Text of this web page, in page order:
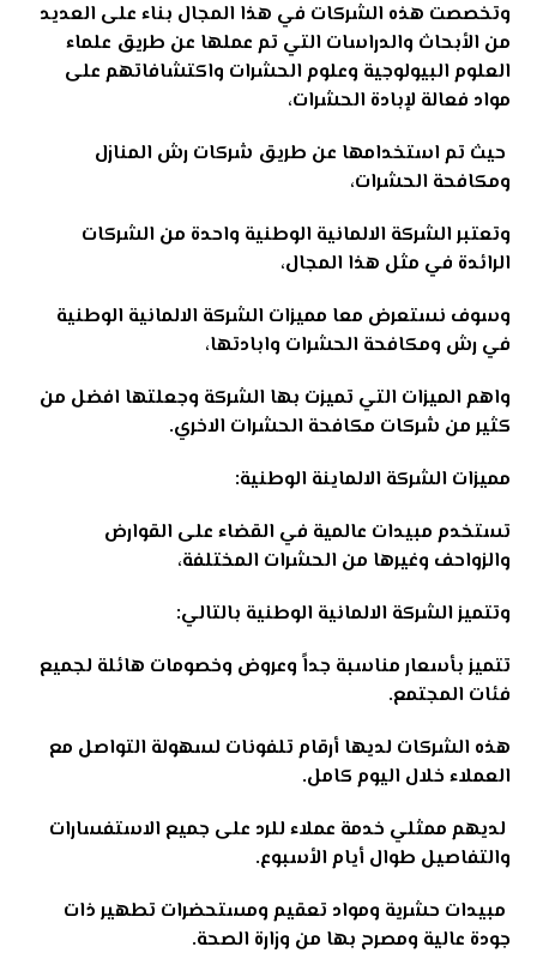
وتخصصت هذه الشركات في هذا المجال بناء على العديد
من الأبحاث والدراسات التي تم عملها عن طريق علماء
العلوم البيولوجية وعلوم الحشرات واكتشافاتهم على
مواد فعالة لإبادة الحشرات،
حيث تم استخدامها عن طريق شركات رش المنازل
ومكافحة الحشرات،
وتعتبر الشركة الالمانية الوطنية واحدة من الشركات
الرائدة في مثل هذا المجال،
وسوف نستعرض معا مميزات الشركة الالمانية الوطنية
في رش ومكافحة الحشرات وابادتها،
واهم الميزات التي تميزت بها الشركة وجعلتها افضل من
كثير من شركات مكافحة الحشرات الاخري.
مميزات الشركة الالماينة الوطنية:
تستخدم مبيدات عالمية في القضاء على القوارض
والزواحف وغيرها من الحشرات المختلفة،
وتتميز الشركة الالمانية الوطنية بالتالي:
تتميز بأسعار مناسبة جداً وعروض وخصومات هائلة لجميع
فئات المجتمع.
هذه الشركات لديها أرقام تلفونات لسهولة التواصل مع
العملاء خلال اليوم كامل.
لديهم ممثلي خدمة عملاء للرد على جميع الاستفسارات
والتفاصيل طوال أيام الأسبوع.
مبيدات حشرية ومواد تعقيم ومستحضرات تطهير ذات
جودة عالية ومصرح بها من وزارة الصحة.